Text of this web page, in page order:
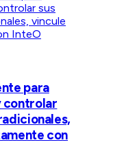
para
controlar
con